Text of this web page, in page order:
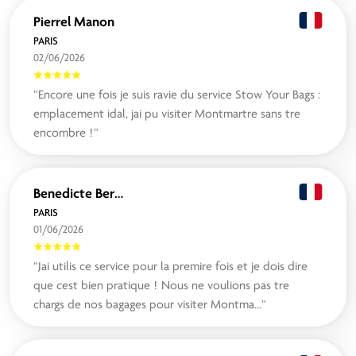
Pierrel Manon
PARIS
02/06/2026
“Encore une fois je suis ravie du service Stow Your Bags :
emplacement idal, jai pu visiter Montmartre sans tre
encombre !“
Benedicte Bertholon
PARIS
01/06/2026
“Jai utilis ce service pour la premire fois et je dois dire
que cest bien pratique ! Nous ne voulions pas tre
chargs de nos bagages pour visiter Montma...“